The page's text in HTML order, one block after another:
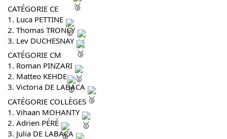
CATÉGORIE CE
1. Luca PETTINE
2. Thomas TRONCY
3. Lev DUCHESNAY
CATÉGORIE CM
1. Roman PINZARI
2. Matteo KEHDE
3. Victoria DE LABACA
CATÉGORIE COLLÈGES
1. Vihaan MOHANTY
2. Adrien PÉRÉ
3. Julia DE LABACA